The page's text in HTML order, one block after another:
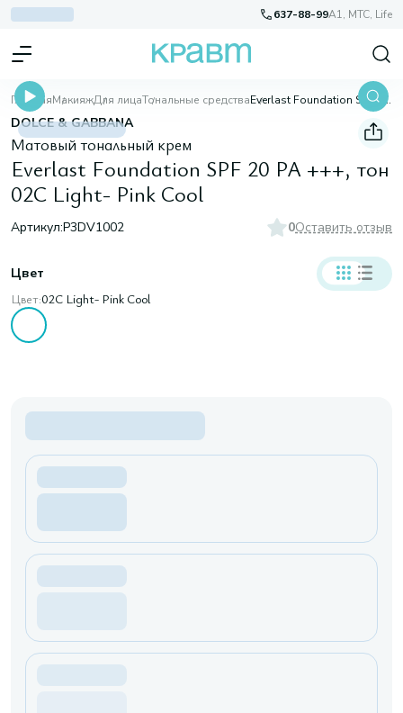
637-88-99A1, МТС, Life
ГлавнаяМакияжДля лицаТональные средства Everlast Foundation SPF 20 PA +++, тон 02C Light- Pink Cool
DOLCE & GABBANA
Матовый тональный крем
Everlast Foundation SPF 20 PA +++, тон
02C Light- Pink Cool
Артикул:P3DV1002 0Оставить отзыв
Цвет
Цвет:02C Light- Pink Cool